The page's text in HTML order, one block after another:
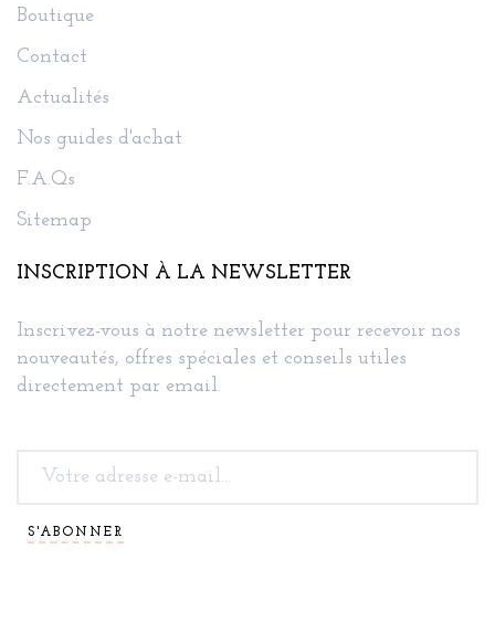
Boutique
Contact
Actualités
Nos guides d'achat
F.A.Qs
Sitemap
INSCRIPTION À LA NEWSLETTER
Inscrivez-vous à notre newsletter pour recevoir nos
nouveautés, offres spéciales et conseils utiles
directement par email.
S'ABONNER